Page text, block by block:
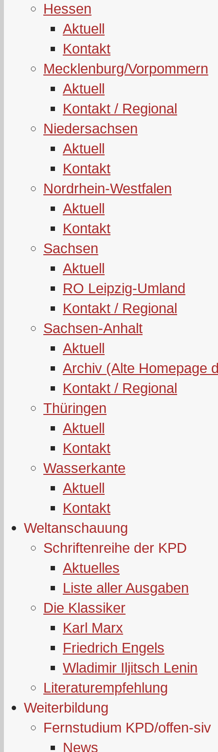
Hessen
Aktuell
Kontakt
Mecklenburg/Vorpommern
Aktuell
Kontakt / Regional
Niedersachsen
Aktuell
Kontakt
Nordrhein-Westfalen
Aktuell
Kontakt
Sachsen
Aktuell
RO Leipzig-Umland
Kontakt / Regional
Sachsen-Anhalt
Aktuell
Archiv (Alte Homepage
Kontakt / Regional
Thüringen
Aktuell
Kontakt
Wasserkante
Aktuell
Kontakt
Weltanschauung
Schriftenreihe der KPD
Aktuelles
Liste aller Ausgaben
Die Klassiker
Karl Marx
Friedrich Engels
Wladimir Iljitsch Lenin
Literaturempfehlung
Weiterbildung
Fernstudium KPD/offen-siv
News